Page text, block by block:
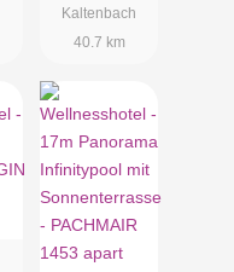
Kaltenbach
40.7 km